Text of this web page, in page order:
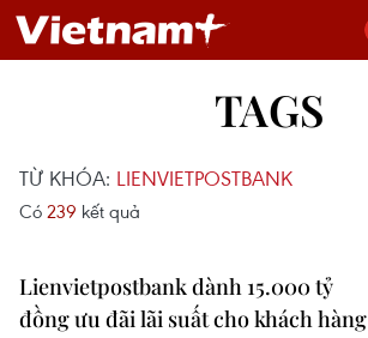
TAGS
TỪ KHÓA: LIENVIETPOSTBANK
Có 239 kết quả
Lienvietpostbank dành 15.000 tỷ
đồng ưu đãi lãi suất cho khách hàng